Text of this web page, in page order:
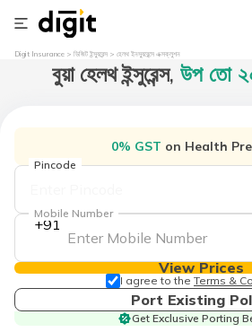
Digit Insurance ডিজিট ইন্স্যুরেন্স হেলথ ইনস্যুরেন্সে এক্সক্লুশন
বুয়া হেলথ ইন্সুরেন্স, উপ তো
0% GST on Health
Pincode
+91
Mobile Number
View Prices
I agree to the Terms &
Port Existing
Get Exclusive Porting